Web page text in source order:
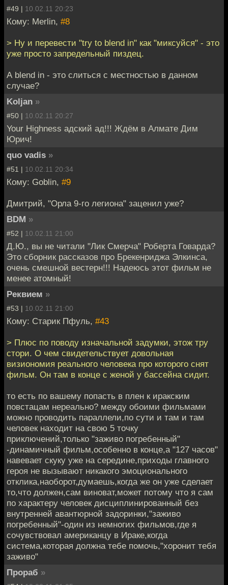
#49 | 10.02.11 20:23
Кому: Merlin, #8
> Ну и перевести "try to blend in" как "миксуйся" - это
уже просто запредельный пиздец.
А blend in - это слиться с местностью в данном
случае?
Koljan »
#50 | 10.02.11 20:27
Your Highness адский ад!!! Ждём в Алмате Дим
Юрич!
quo vadis »
#51 | 10.02.11 20:34
Кому: Goblin, #9
Дмитрий, "Орла 9-го легиона" заценил уже?
BDM »
#52 | 10.02.11 21:00
Д.Ю., вы не читали "Лик Смерча" Роберта Говарда?
Это сборник рассказов про Брекенриджа Элкинса,
очень смешной вестерн!!! Надеюсь этот фильм не
менее атомный!
Реквием »
#53 | 10.02.11 21:00
Кому: Старик Пфуль, #43
> Плюс по поводу изначальной задумки, этож тру
стори. О чем свидетельствует довольная
визиономия реального человека про которого снят
фильм. Он там в конце с женой у бассейна сидит.
то есть по вашему попасть в плен к иракским
повстацам нереально? между обоими фильмами
можно проводить параллели,по сути и там и там
человек находит на свою 5 точку
приключений,только "заживо погребенный"
-динамичный фильм,особенно в конце,а "127 часов"
навевает скуку уже на середине,приходы главного
героя не вызывают никакого эмоционального
отклика,наоборот,думаешь,когда же он уже сделает
то,что должен,сам виноват,может потому что я сам
по характеру человек дисциплинированный без
внутренней авантюрной задоринки,"заживо
погребенный"-один из немногих фильмов,где я
сочувствовал американцу в Ираке,когда
система,которая должна тебе помочь,"хоронит тебя
заживо"
Прораб »